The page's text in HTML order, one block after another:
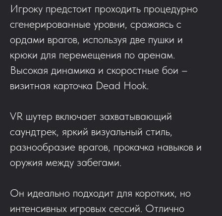
Игроку предстоит проходить процедурно
сгенерированные уровни, сражаясь с
ордами врагов, используя две пушки и
крюки для перемещения по аренам.
Высокая динамика и скоростные бои –
визитная карточка Dead Hook.
VR шутер включает захватывающий
саундтрек, яркий визуальный стиль,
разнообразие врагов, прокачка навыков и
оружия между забегами.
Он идеально подходит для коротких, но
интенсивных игровых сессий. Отлично